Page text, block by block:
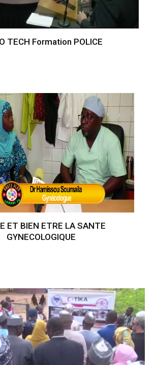
TECH Formation POLICE
ET BIEN ETRE LA SANTE
GYNECOLOGIQUE